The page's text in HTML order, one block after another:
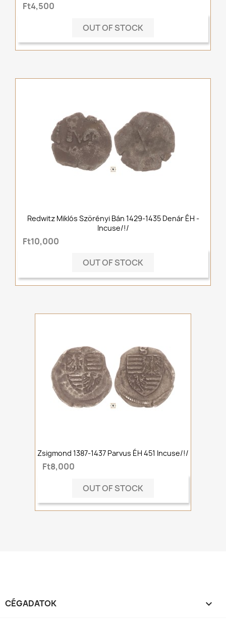
Ft4,500
OUT OF STOCK
Redwitz Miklós Szörényi Bán 1429-1435 Denár ÉH -
Incuse/!/
Ft10,000
OUT OF STOCK
Zsigmond 1387-1437 Parvus ÉH 451 Incuse/!/
Ft8,000
OUT OF STOCK
CÉGADATOK 